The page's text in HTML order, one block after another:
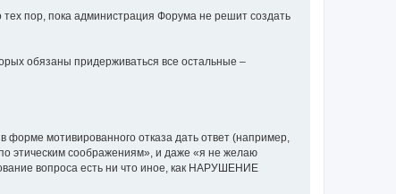
пор, пока администрация Форума не решит создать
обязаны придерживаться все остальные –
мотивированного отказа дать ответ (например,
этическим соображениям», и даже «я не желаю
вопроса есть ни что иное, как НАРУШЕНИЕ